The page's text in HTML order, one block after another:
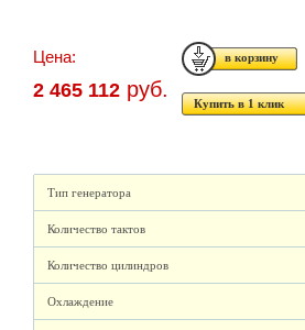
Цена:
2 465 112 руб.
Купить в 1 клик
Тип генератора
Количество тактов
Количество цилиндров
Охлаждение